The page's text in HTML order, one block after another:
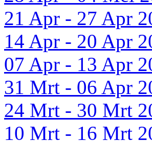
21 Apr - 27 Apr
14 Apr - 20 Apr
07 Apr - 13 Apr
31 Mrt - 06 Apr
24 Mrt - 30 Mrt
10 Mrt - 16 Mrt